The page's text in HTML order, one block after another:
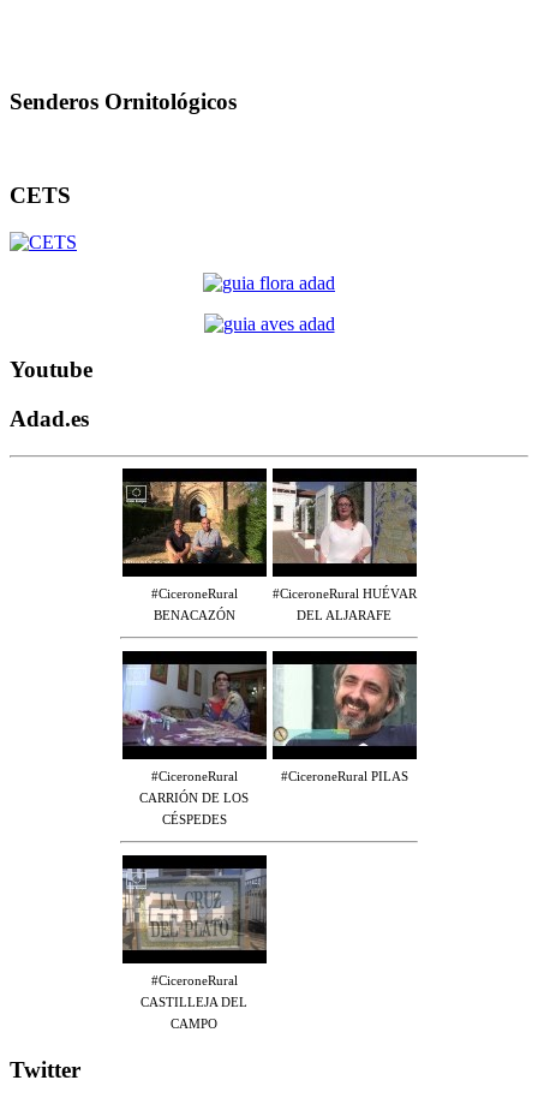
Senderos Ornitológicos
CETS
Youtube
Adad.es
#CiceroneRural
BENACAZÓN
#CiceroneRural HUÉVAR
DEL ALJARAFE
#CiceroneRural
CARRIÓN DE LOS
CÉSPEDES
#CiceroneRural PILAS
#CiceroneRural
CASTILLEJA DEL
CAMPO
Twitter